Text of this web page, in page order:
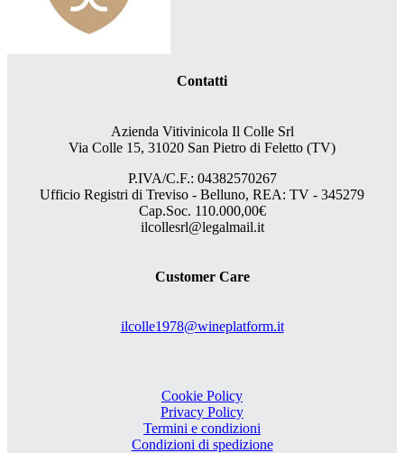
Contatti
Azienda Vitivinicola Il Colle Srl
Via Colle 15, 31020 San Pietro di Feletto (TV)
P.IVA/C.F.: 04382570267
Ufficio Registri di Treviso - Belluno, REA: TV - 345279
Cap.Soc. 110.000,00€
ilcollesrl@legalmail.it
Customer Care
ilcolle1978@wineplatform.it
Cookie Policy
Privacy Policy
Termini e condizioni
Condizioni di spedizione